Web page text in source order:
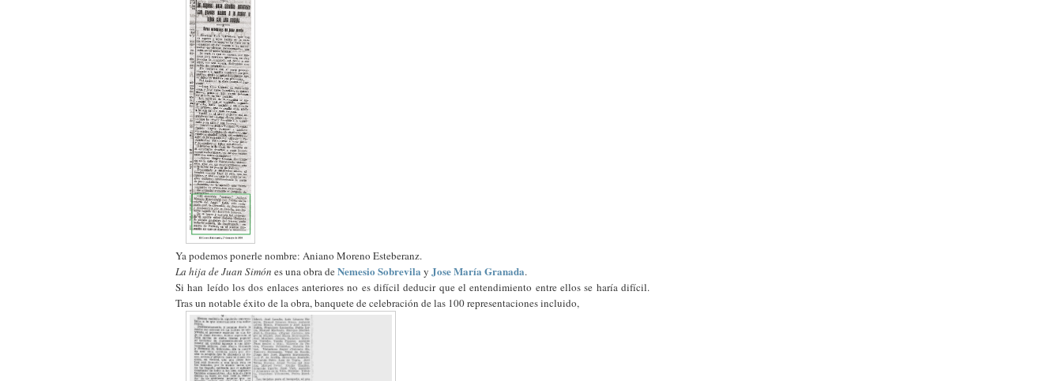
Ya podemos ponerle nombre: Aniano Moreno Esteberanz.
La hija de Juan Simón es una obra deNemesio Sobrevila y Jose María Granada.
Si han leído los dos enlaces anteriores no es difícil deducir que el entendimiento entre ellos se haría difícil.
Tras un notable éxito de la obra, banquete de celebración de las 100 representaciones incluido,